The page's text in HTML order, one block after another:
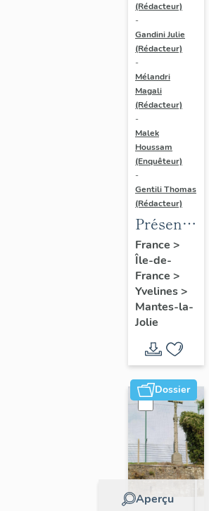
(Rédacteur)
-
Gandini Julie
(Rédacteur)
-
Mélandri
Magali
(Rédacteur)
-
Malek
Houssam
(Enquêteur)
-
Gentili Thomas
(Rédacteur)
de
l'étude
France >
Île-de-
France >
Yvelines>
Mantes-la-
Jolie
Dossier
Aperçu